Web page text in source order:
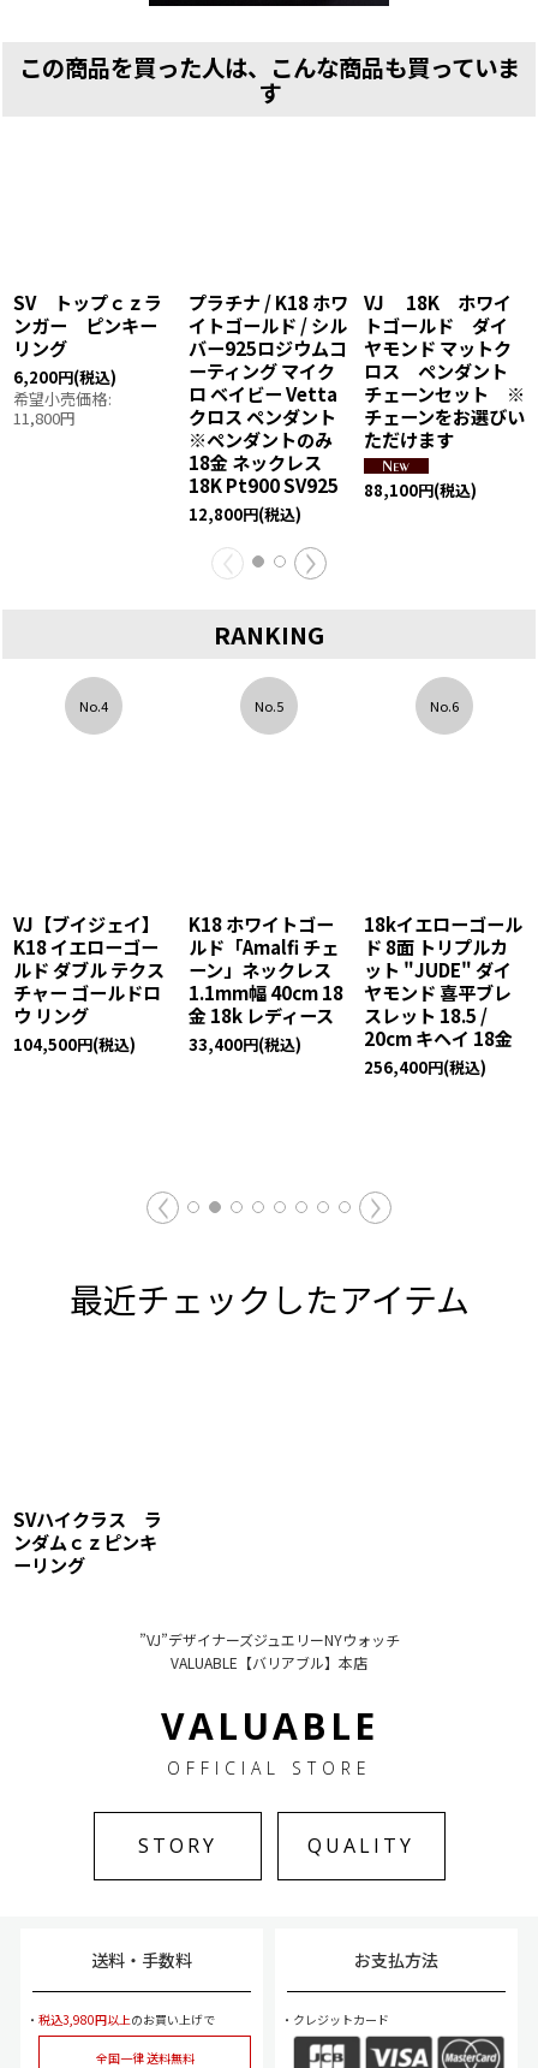
この商品を買った人は、こんな商品も買っていま
す
ップｃｚラ
ー ピンキー
円(税込)
売価格:
円
プラチナ / K18 ホワ
イトゴールド / シル
バー925ロジウムコ
ーティング マイク
ロ ベイビー Vetta
クロス ペンダント
※ペンダントのみ
18金 ネックレス
18K Pt900 SV925
12,800円(税込)
VJ 18K ホワイ
トゴールド ダイ
ヤモンド マットク
ロス ペンダント
チェーンセット ※
チェーンをお選びい
ただけます
88,100円(税込)
SV
ンキ
6,400
RANKING
No.4
VJ【ブイジェイ】
K18 イエローゴー
ルド ダブル テクス
チャー ゴールドロ
ウ リング
104,500円(税込)
No.5
K18 ホワイトゴー
ルド「Amalfi チェ
ーン」ネックレス
1.1mm幅 40cm 18
金 18k レディース
33,400円(税込)
No.6
18kイエローゴール
ド 8面 トリプルカ
ット "JUDE" ダイ
ヤモンド 喜平ブレ
スレット 18.5 /
20cm キヘイ 18金
256,400円(税込)
最近チェックしたアイテム
SVハイクラス ラ
ンダムｃｚピンキ
ーリング
”VJ”デザイナーズジュエリーNYウォッチ
VALUABLE【バリアブル】本店
VALUABLE
OFFICIAL STORE
STORY QUALITY
送料・手数料
税込3,980円以上のお買い上げで
全国一律 送料無料
お支払方法
クレジットカード